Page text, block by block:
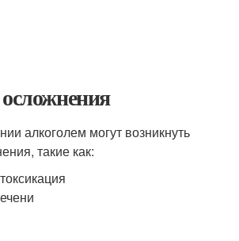
алкоголем могут возникнуть
такие как: